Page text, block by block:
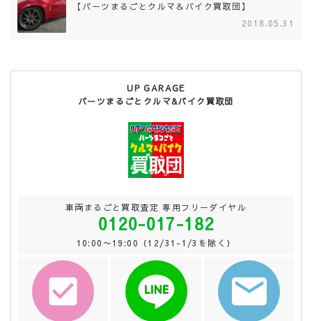
【パーツまるごとクルマ＆バイク買取団】
2018.05.31
UP GARAGE
パーツまるごとクルマ&バイク買取団
車両まるごと買取査定 専用フリーダイヤル
0120-017-182
10:00〜19:00（12/31-1/3を除く）